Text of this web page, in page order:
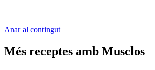
Anar al contingut
Més receptes amb Musclos